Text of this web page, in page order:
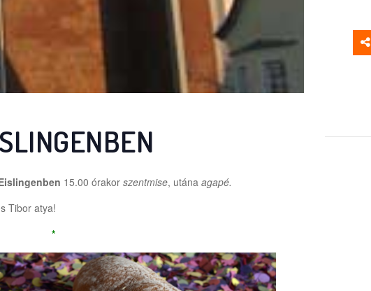
15.00 órakor szentmise, utána agapé.
Tibor atya!
*